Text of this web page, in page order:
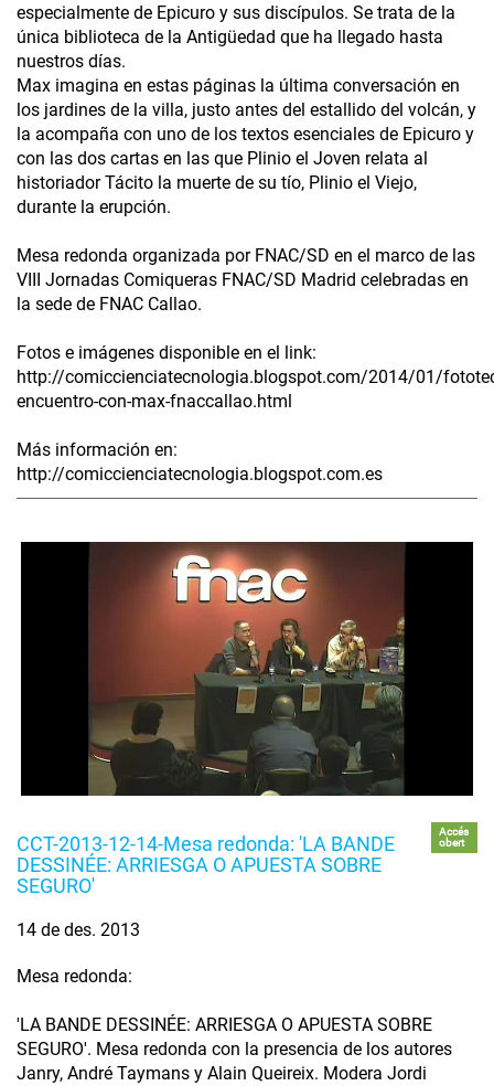
especialmente de Epicuro y sus discípulos. Se trata de la
única biblioteca de la Antigüedad que ha llegado hasta
nuestros días.
Max imagina en estas páginas la última conversación en
los jardines de la villa, justo antes del estallido del volcán, y
la acompaña con uno de los textos esenciales de Epicuro y
con las dos cartas en las que Plinio el Joven relata al
historiador Tácito la muerte de su tío, Plinio el Viejo,
durante la erupción.
Mesa redonda organizada por FNAC/SD en el marco de las
VIII Jornadas Comiqueras FNAC/SD Madrid celebradas en
la sede de FNAC Callao.
Fotos e imágenes disponible en el link:
http://comiccienciatecnologia.blogspot.com/2014/01/
encuentro-con-max-fnaccallao.html
Más información en:
http://comiccienciatecnologia.blogspot.com.es
CCT-2013-12-14-Mesa redonda: 'LA BANDE
DESSINÉE: ARRIESGA O APUESTA SOBRE
SEGURO'
Accés
obert
14 de des. 2013
Mesa redonda:
'LA BANDE DESSINÉE: ARRIESGA O APUESTA SOBRE
SEGURO'. Mesa redonda con la presencia de los autores
Janry, André Taymans y Alain Queireix. Modera Jordi